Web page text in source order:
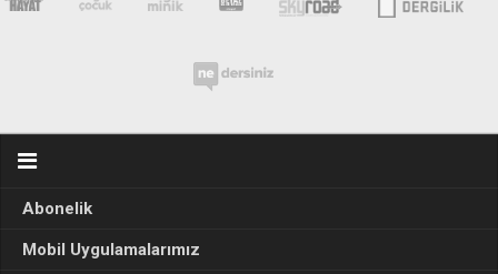
Abonelik
Mobil Uygulamalarımız